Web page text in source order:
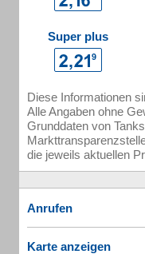
Super plus
Diese Informationen
Alle Angaben ohne
Grunddaten von
die jeweils aktuellen
Anrufen
Karte anzeigen